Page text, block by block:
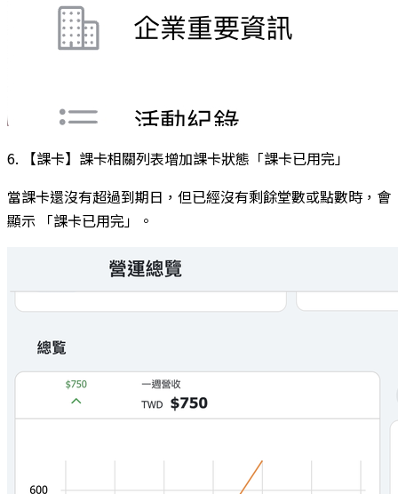
6. 【課卡】課卡相關列表增加課卡狀態「課卡已用完」
當課卡還沒有超過到期日，但已經沒有剩餘堂數或點數時，會
顯示 「課卡已用完」。